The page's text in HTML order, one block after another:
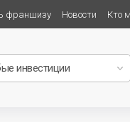
франшизу Новости Кто